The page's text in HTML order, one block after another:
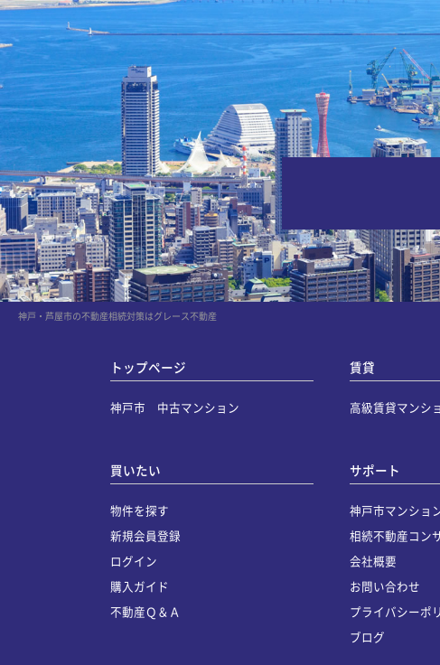
神戸・芦屋市の不動産相続対策はグレース不動産
トップページ
神戸市 中古マンション
買いたい
物件を探す
新規会員登録
ログイン
購入ガイド
不動産Ｑ＆Ａ
賃貸
高級賃貸マンシ
サポート
神戸市マンショ
相続不動産コン
会社概要
お問い合わせ
プライバシーポ
ブログ